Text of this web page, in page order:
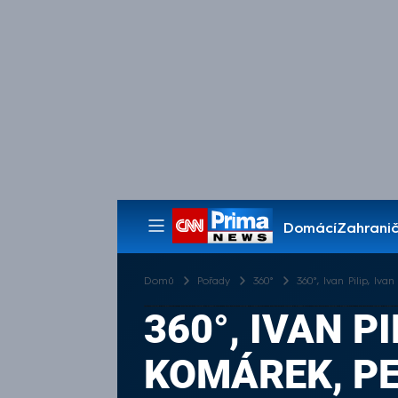
Domácí
Pořady
Domů Pořady 360° 360°, Ivan Pilip,
360°, IVAN
KOMÁREK,